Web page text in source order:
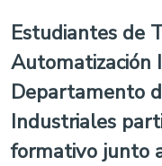
Estudiantes de
Automatización
Departamento
Industriales
formativo junto